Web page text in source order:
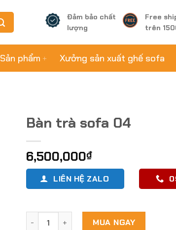
Đảm bảo chất
lượng
Free
trên
Sản phẩm Xưởng sản xuất ghế sofa
Bàn trà sofa 04
6,500,000₫
LIÊN HỆ ZALO
Bàn trà sofa 04 số lượng
MUA NGAY